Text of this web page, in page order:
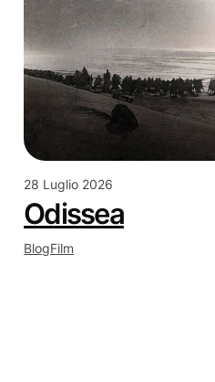
28 Luglio 2026
Odissea
BlogFilm